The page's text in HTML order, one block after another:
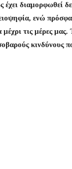
διαμορφωθεί
ενώ
μέχρι τις μέρες
κινδύνους